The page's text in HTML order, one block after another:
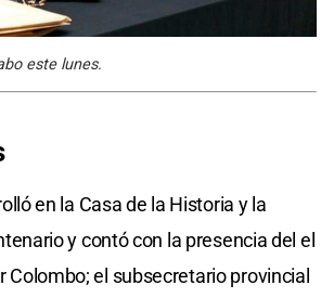
este lunes.
en la Casa de la Historia y la
y contó con la presencia del el
Colombo; el subsecretario provincial